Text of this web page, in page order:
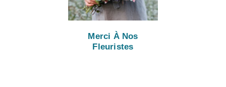
Merci À Nos
Fleuristes